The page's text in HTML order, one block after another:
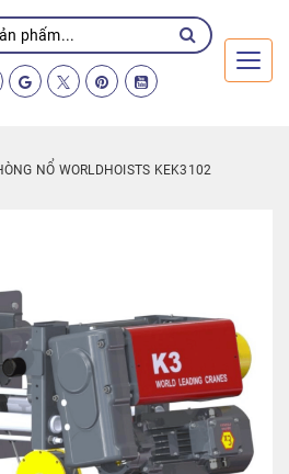
NỔ WORLDHOISTS KEK3102